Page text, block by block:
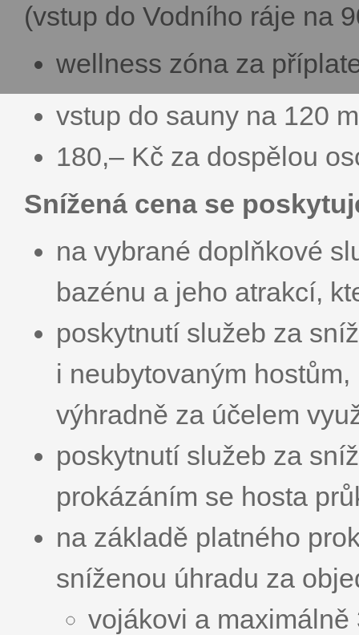
(vstup do Vodního ráje na
wellness zóna za
vstup do sauny na 120
180,– Kč za dospělou
Snížená cena se
na vybrané doplňkové
bazénu a jeho atrakcí,
poskytnutí služeb za
i neubytovaným
výhradně za účelem
poskytnutí služeb za
prokázáním se hosta
na základě platného
sníženou úhradu za
vojákovi a